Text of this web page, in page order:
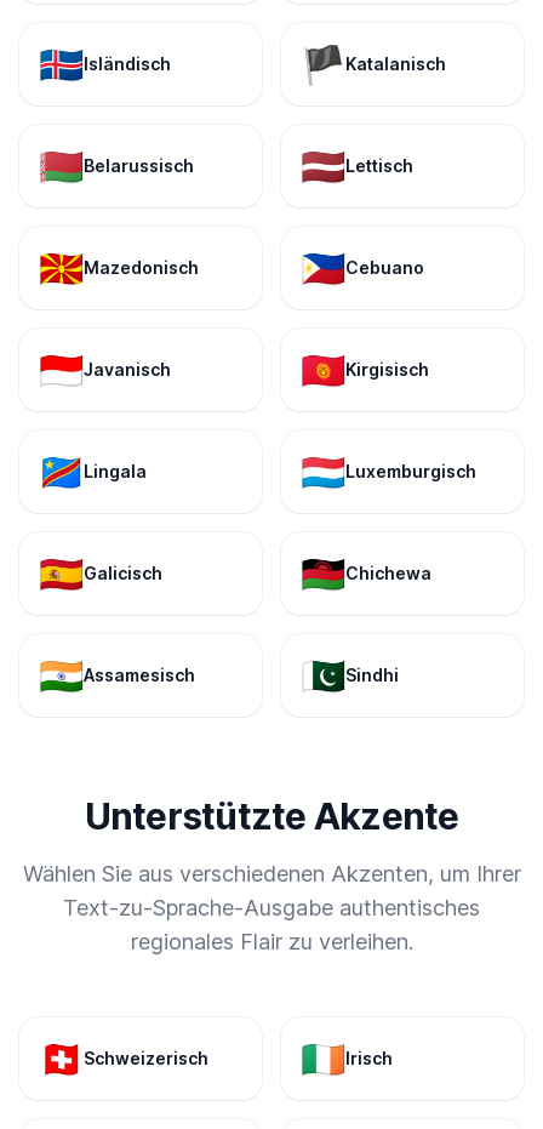
🇮🇸Isländisch 🏴 Katalanisch
🇧🇾Belarussisch 🇱🇻Lettisch
🇲🇰Mazedonisch 🇵🇭Cebuano
🇮🇩Javanisch 🇰🇬Kirgisisch
🇨🇩Lingala 🇱🇺Luxemburgisch
🇪🇸Galicisch 🇲🇼Chichewa
🇮🇳Assamesisch 🇵🇰Sindhi
Unterstützte Akzente
Wählen Sie aus verschiedenen Akzenten, um Ihrer
Text-zu-Sprache-Ausgabe authentisches
regionales Flair zu verleihen.
🇨🇭 Schweizerisch 🇮🇪Irisch